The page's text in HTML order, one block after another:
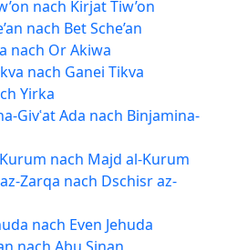
nach Kirjat Tiw’on
nach Bet Sche’an
nach Or Akiwa
nach Ganei Tikva
Yirka
Givʿat Ada nach Binjamina-
nach Majd al-Kurum
Zarqa nach Dschisr az-
nach Even Jehuda